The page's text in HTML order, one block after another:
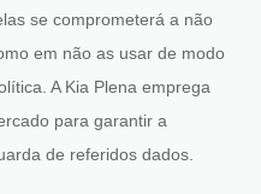
se comprometerá a não
em não as usar de modo
A Kia Plena emprega
para garantir a
de referidos dados.